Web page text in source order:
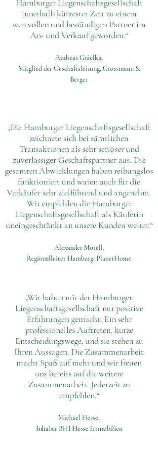
Hamburger Liegenschaftsgesellschaft
innerhalb kürzester Zeit zu einem
wertvollen und beständigen Partner im
An- und Verkauf geworden.“
Andreas Gnielka,
Mitglied der Geschäftsleitung, Grossmann &
Berger
„Die Hamburger Liegenschaftsgesellschaft
zeichnete sich bei sämtlichen
Transaktionen als sehr seriöser und
zuverlässiger Geschäftspartner aus. Die
gesamten Abwicklungen haben reibungslos
funktioniert und waren auch für die
Verkäufer sehr zielführend und angenehm.
Wir empfehlen die Hamburger
Liegenschaftsgesellschaft als Käuferin
uneingeschränkt an unsere Kunden weiter.“
Alexander Morell,
Regionalleiter Hamburg, PlanetHome
„Wir haben mit der Hamburger
Liegenschaftsgesellschaft nur positive
Erfahrungen gemacht. Ein sehr
professionelles Auftreten, kurze
Entscheidungswege, und sie stehen zu
Ihren Aussagen. Die Zusammenarbeit
macht Spaß auf mehr und wir freuen
uns bereits auf die weitere
Zusammenarbeit. Jederzeit zu
empfehlen.“
Michael Hesse,
Inhaber BHI Hesse Immobilien